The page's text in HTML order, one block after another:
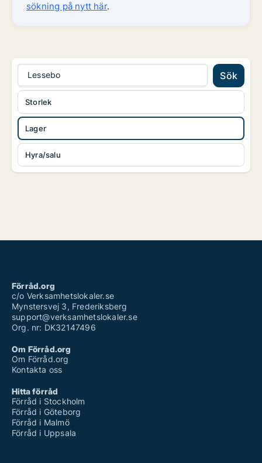
sökning på nytt här.
Lessebo Sök
Lager
Hyra/salu
Storlek
Förråd.org
c/o Verksamhetslokaler.se
Mynstersvej 3, Frederiksberg
support@verksamhetslokaler.se
Org. nr: DK32147496
Om Förråd.org
Om Förråd.org
Kontakta oss
Hitta förråd
Förråd i Stockholm
Förråd i Göteborg
Förråd i Malmö
Förråd i Uppsala